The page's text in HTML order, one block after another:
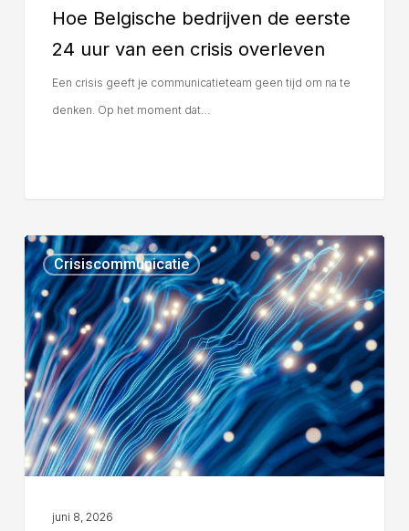
Hoe Belgische bedrijven de eerste
24 uur van een crisis overleven
Een crisis geeft je communicatieteam geen tijd om na te
denken. Op het moment dat…
Crisiscommunicatie
juni 8, 2026